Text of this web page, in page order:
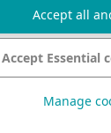
s r.o. - Visos teisės
spol. s r.o.“ ar
Visi kiti
Accept all
Accept Essential
Manage